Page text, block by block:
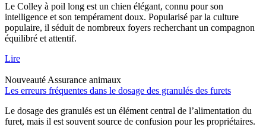
Le Colley à poil long est un chien élégant, connu pour son
intelligence et son tempérament doux. Popularisé par la culture
populaire, il séduit de nombreux foyers recherchant un compagnon
équilibré et attentif.
Lire
Nouveauté Assurance animaux
Les erreurs fréquentes dans le dosage des granulés des furets
Le dosage des granulés est un élément central de l’alimentation du
furet, mais il est souvent source de confusion pour les propriétaires.